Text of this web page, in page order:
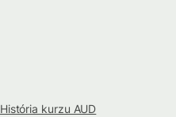
História kurzu AUD